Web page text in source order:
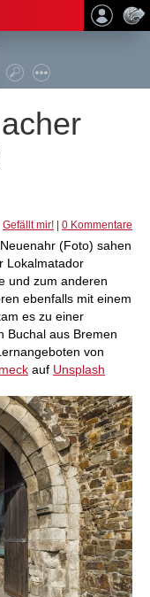
Gefällt mir! 0 Kommentare
(Foto) sahen
Lokalmatador
und zum anderen
ebenfalls mit einem
es zu einer
Buchal aus Bremen
von
auf Unsplash